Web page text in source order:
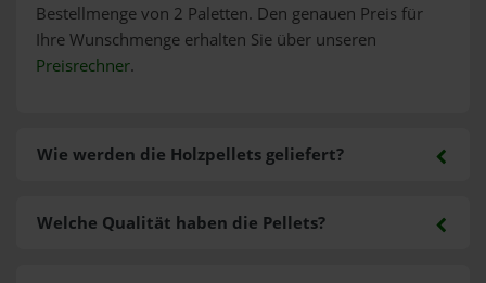
Bestellmenge von 2 Paletten. Den genauen Preis für
Ihre Wunschmenge erhalten Sie über unseren
Preisrechner.
Wie werden die Holzpellets geliefert?
Welche Qualität haben die Pellets?